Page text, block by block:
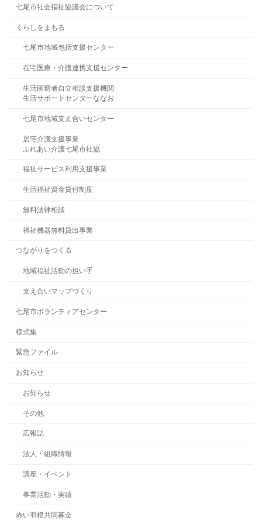
七尾市社会福祉協議会について
くらしをまもる
七尾市地域包括支援センター
在宅医療・介護連携支援センター
生活困窮者自立相談支援機関
生活サポートセンターななお
七尾市地域支え合いセンター
居宅介護支援事業
ふれあい介護七尾市社協
福祉サービス利用支援事業
生活福祉資金貸付制度
無料法律相談
福祉機器無料貸出事業
つながりをつくる
地域福祉活動の担い手
支え合いマップづくり
七尾市ボランティアセンター
様式集
緊急ファイル
お知らせ
お知らせ
その他
広報誌
法人・組織情報
講座・イベント
事業活動・実績
赤い羽根共同募金